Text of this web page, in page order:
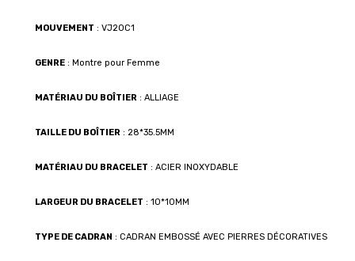
MOUVEMENT : VJ20C1
GENRE : Montre pour Femme
MATÉRIAU DU BOÎTIER : ALLIAGE
TAILLE DU BOÎTIER : 28*35.5MM
MATÉRIAU DU BRACELET : ACIER INOXYDABLE
LARGEUR DU BRACELET : 10*10MM
TYPE DE CADRAN : CADRAN EMBOSSÉ AVEC PIERRES DÉCORATIVES